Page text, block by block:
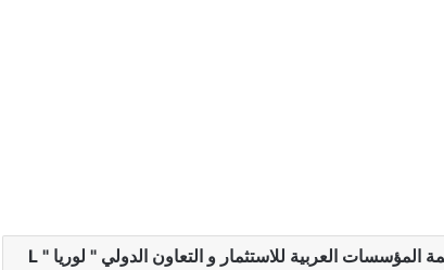
المحكّم الدولي البشير سعيد امين عام منظمة المؤسسات العربية للاستثمار و التعاون الدولي " لوريا " L